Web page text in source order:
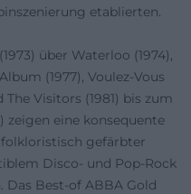
etablierten.
über Waterloo (1974),
(1977), Voulez-Vous
The Visitors (1981) bis zum
zeigen eine konsequente
gefärbter
Disco- und Pop-Rock
Best-of ABBA Gold